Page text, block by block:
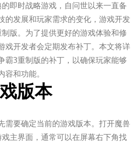
即时战略游戏，自问世以来一直备
的发展和玩家需求的变化，游戏开发
版。为了提供更好的游戏体验和修
戏开发者会定期发布补丁。本文将详
霸3重制版的补丁，以确保玩家能够
和功能。
版本
需要确定当前的游戏版本。打开魔兽
主界面，通常可以在屏幕右下角找